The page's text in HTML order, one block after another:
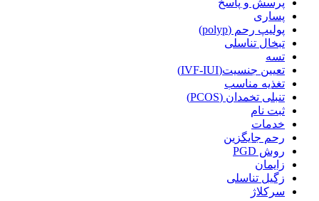
پرسش و پاسخ
پساری
پولیپ رحم (polyp)
تبخال تناسلی
تسه
تعیین جنسیت(IVF-IUI)
تغذیه مناسب
تنبلی تخمدان (PCOS)
ثبت نام
خدمات
رحم جایگزین
روش PGD
زایمان
زگیل تناسلی
سرکلاژ